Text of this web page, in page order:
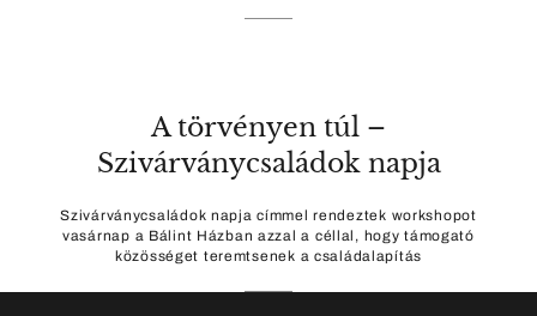
A törvényen túl –
Szivárványcsaládok napja
Szivárványcsaládok napja címmel rendeztek workshopot
vasárnap a Bálint Házban azzal a céllal, hogy támogató
közösséget teremtsenek a családalapítás